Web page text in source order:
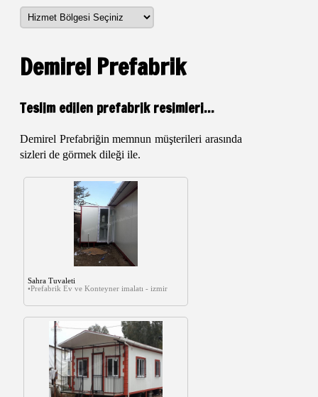
Demirel Prefabrik
Teslim edilen prefabrik resimleri...
Demirel Prefabriğin memnun müşterileri arasında
sizleri de görmek dileği ile.
Sahra Tuvaleti
•Prefabrik Ev ve Konteyner imalatı - izmir